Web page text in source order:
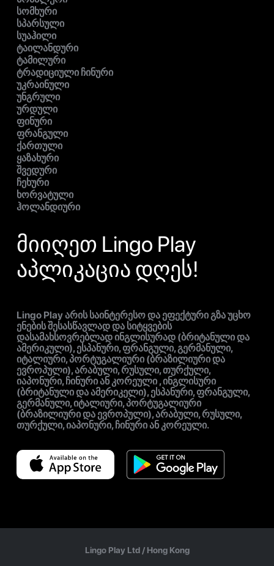
სომხური
სპარსული
სუაჰილი
ტაილანდური
ტამილური
ტრადიციული ჩინური
უკრაინული
უნგრული
ურდული
ფინური
ფრანგული
ქართული
ყაზახური
შვედური
ჩეხური
ხორვატული
ჰოლანდიური
მიიღეთ Lingo Play
აპლიკაცია დღეს!
Lingo Play არის საინტერესო და ეფექტური გზა უცხო
ენების შესასწავლად და სიტყვების
დასამახსოვრებლად ინგლისურად (ბრიტანული და
ამერიკული), ესპანური, ფრანგული, გერმანული,
იტალიური, პორტუგალიური (ბრაზილიური და
ევროპული), არაბული, რუსული, თურქული,
იაპონური, ჩინური ან კორეული , ინგლისური
(ბრიტანული და ამერიკელი), ესპანური, ფრანგული,
გერმანული, იტალიური, პორტუგალიური
(ბრაზილიური და ევროპული), არაბული, რუსული,
თურქული, იაპონური, ჩინური ან კორეული.
Lingo Play Ltd / Hong Kong